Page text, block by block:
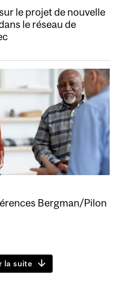
le projet de nouvelle
le réseau de
Bergman/Pilon
la suite